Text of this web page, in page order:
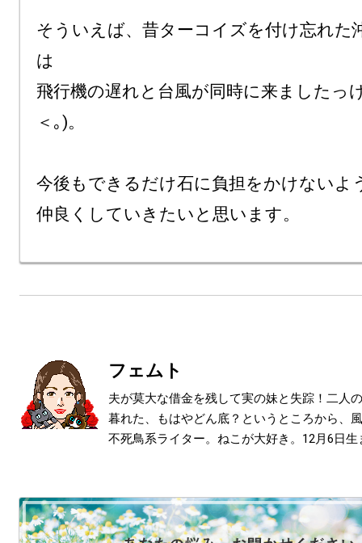
そういえば、昔ターコイズを付け忘れた
は
飛行機の遅れと台風が同時に来ましたっ
＜｡)。
今後もできるだけ石に負担をかけないよ
フェムト
夫が莫大な借金を残して実の妹と失踪！二人
暮れた、もはやどん底？というところから、
不死鳥系ライター。ねこが大好き。12月6日生